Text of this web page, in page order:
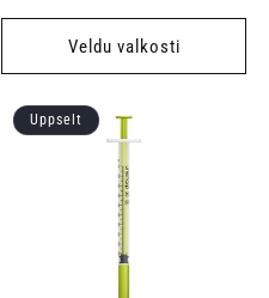
verð
Veldu valkosti
Uppselt